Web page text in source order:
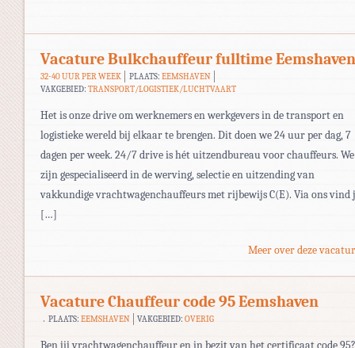
Vacature Bulkchauffeur fulltime Eemshaven
32-40 UUR PER WEEK PLAATS: EEMSHAVEN
VAKGEBIED: TRANSPORT/LOGISTIEK/LUCHTVAART
Het is onze drive om werknemers en werkgevers in de transport en
logistieke wereld bij elkaar te brengen. Dit doen we 24 uur per dag, 7
dagen per week. 24/7 drive is hét uitzendbureau voor chauffeurs. We
zijn gespecialiseerd in de werving, selectie en uitzending van
vakkundige vrachtwagenchauffeurs met rijbewijs C(E). Via ons vind
[…]
Meer over deze
Vacature Chauffeur code 95 Eemshaven
PLAATS: EEMSHAVEN VAKGEBIED:OVERIG
Ben jij vrachtwagenchauffeur en in bezit van het certificaat code 95?